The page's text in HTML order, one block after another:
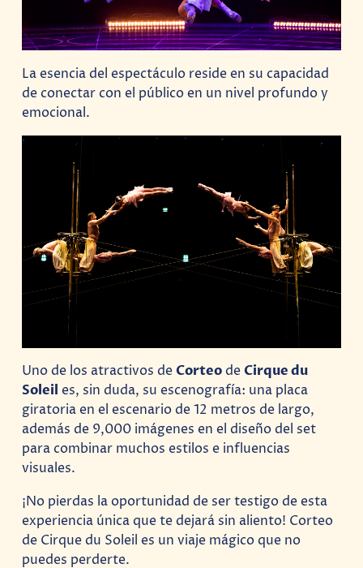
La esencia del espectáculo reside en su capacidad
de conectar con el público en un nivel profundo y
emocional.
Uno de los atractivos de Corteode Cirque du
Soleil es, sin duda, su escenografía: una placa
giratoria en el escenario de 12 metros de largo,
además de 9,000 imágenes en el diseño del set
para combinar muchos estilos e influencias
visuales.
¡No pierdas la oportunidad de ser testigo de esta
experiencia única que te dejará sin aliento! Corteo
de Cirque du Soleil es un viaje mágico que no
puedes perderte.